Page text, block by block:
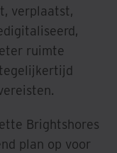
verplaatst,
ruimte
Brightshores
plan op voor